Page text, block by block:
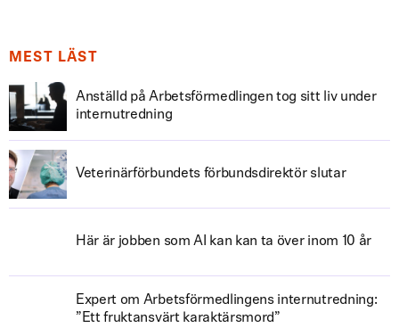
MEST LÄST
Anställd på Arbetsförmedlingen tog sitt liv under
internutredning
Veterinärförbundets förbundsdirektör slutar
Här är jobben som AI kan kan ta över inom 10 år
Expert om Arbetsförmedlingens internutredning:
”Ett fruktansvärt karaktärsmord”